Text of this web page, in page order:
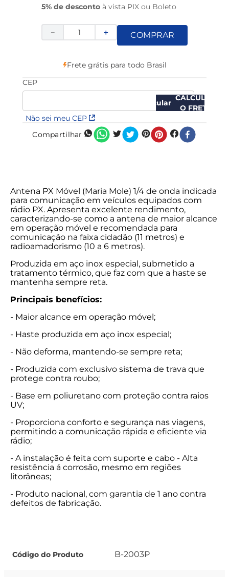
5% de desconto à vista PIX ou Boleto
＋
－ COMPRAR
Frete grátis para todo Brasil
CEP
Não sei meu CEP
CALCULAR
O FRETE
Compartilhar
Antena PX Móvel (Maria Mole) 1/4 de onda indicada
para comunicação em veículos equipados com
rádio PX. Apresenta excelente rendimento,
caracterizando-se como a antena de maior alcance
em operação móvel e recomendada para
comunicação na faixa cidadão (11 metros) e
radioamadorismo (10 a 6 metros).
Produzida em aço inox especial, submetido a
tratamento térmico, que faz com que a haste se
mantenha sempre reta.
Principais benefícios:
- Maior alcance em operação móvel;
- Haste produzida em aço inox especial;
- Não deforma, mantendo-se sempre reta;
- Produzida com exclusivo sistema de trava que
protege contra roubo;
- Base em poliuretano com proteção contra raios
UV;
- Proporciona conforto e segurança nas viagens,
permitindo a comunicação rápida e eficiente via
rádio;
- A instalação é feita com suporte e cabo - Alta
resistência á corrosão, mesmo em regiões
litorâneas;
- Produto nacional, com garantia de 1 ano contra
defeitos de fabricação.
Código do Produto B-2003P